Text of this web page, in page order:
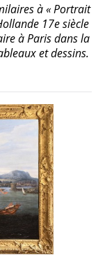
à « Portrait
17e siècle
à Paris dans la
et dessins.